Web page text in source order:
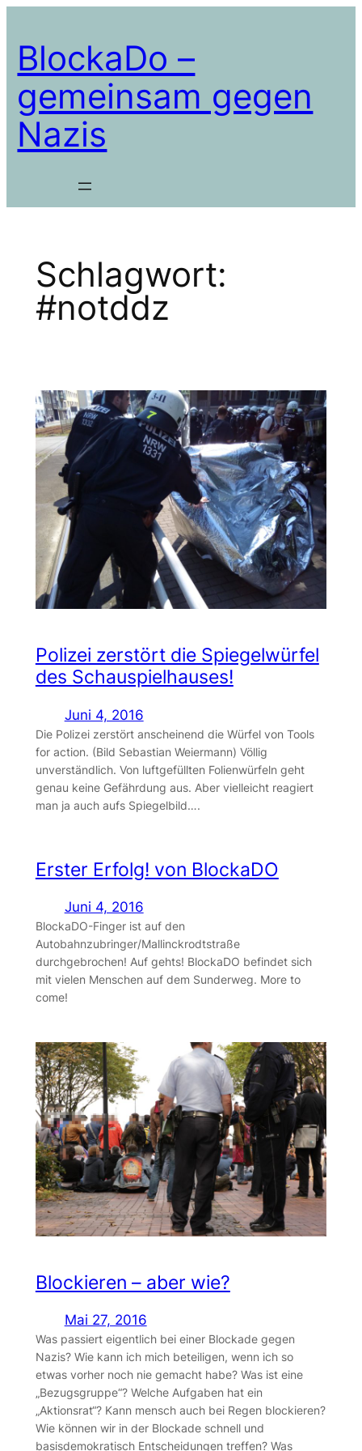
springen
BlockaDo –
gemeinsam gegen
Nazis
Schlagwort:
#notddz
Polizei zerstört die Spiegelwürfel
des Schauspielhauses!
Juni 4, 2016
Die Polizei zerstört anscheinend die Würfel von Tools
for action. (Bild Sebastian Weiermann) Völlig
unverständlich. Von luftgefüllten Folienwürfeln geht
genau keine Gefährdung aus. Aber vielleicht reagiert
man ja auch aufs Spiegelbild….
Erster Erfolg! von BlockaDO
Juni 4, 2016
BlockaDO-Finger ist auf den
Autobahnzubringer/Mallinckrodtstraße
durchgebrochen! Auf gehts! BlockaDO befindet sich
mit vielen Menschen auf dem Sunderweg. More to
come!
Blockieren – aber wie?
Mai 27, 2016
Was passiert eigentlich bei einer Blockade gegen
Nazis? Wie kann ich mich beteiligen, wenn ich so
etwas vorher noch nie gemacht habe? Was ist eine
„Bezugsgruppe“? Welche Aufgaben hat ein
„Aktionsrat“? Kann mensch auch bei Regen blockieren?
Wie können wir in der Blockade schnell und
basisdemokratisch Entscheidungen treffen? Was